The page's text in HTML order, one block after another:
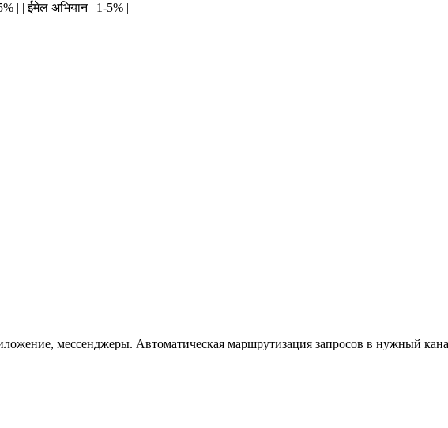
| | ईमेल अभियान | 1-5% |
мессенджеры. Автоматическая маршрутизация запросов в нужный